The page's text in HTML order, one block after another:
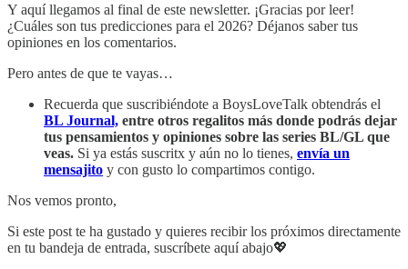
Y aquí llegamos al final de este newsletter. ¡Gracias por leer!
¿Cuáles son tus predicciones para el 2026? Déjanos saber tus
opiniones en los comentarios.
Pero antes de que te vayas…
Recuerda que suscribiéndote a BoysLoveTalk obtendrás el
BL Journal, entre otros regalitos más donde podrás dejar
tus pensamientos y opiniones sobre las series BL/GL que
veas. Si ya estás suscritx y aún no lo tienes, envía un
mensajito y con gusto lo compartimos contigo.
Nos vemos pronto,
Si este post te ha gustado y quieres recibir los próximos directamente
en tu bandeja de entrada, suscríbete aquí abajo💖